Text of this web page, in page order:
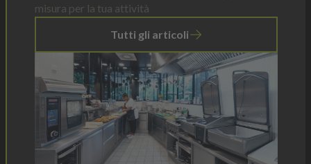
misura per la tua attività
Tutti gli articoli